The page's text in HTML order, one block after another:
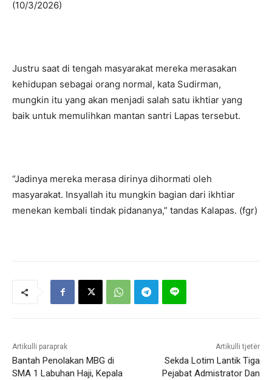
(10/3/2026)
Justru saat di tengah masyarakat mereka merasakan
kehidupan sebagai orang normal, kata Sudirman,
mungkin itu yang akan menjadi salah satu ikhtiar yang
baik untuk memulihkan mantan santri Lapas tersebut.
“Jadinya mereka merasa dirinya dihormati oleh
masyarakat. Insyallah itu mungkin bagian dari ikhtiar
menekan kembali tindak pidananya,” tandas Kalapas. (fgr)
Artikulli paraprak
Bantah Penolakan MBG di
SMA 1 Labuhan Haji, Kepala
Artikulli tjetër
Sekda Lotim Lantik Tiga
Pejabat Admistrator Dan